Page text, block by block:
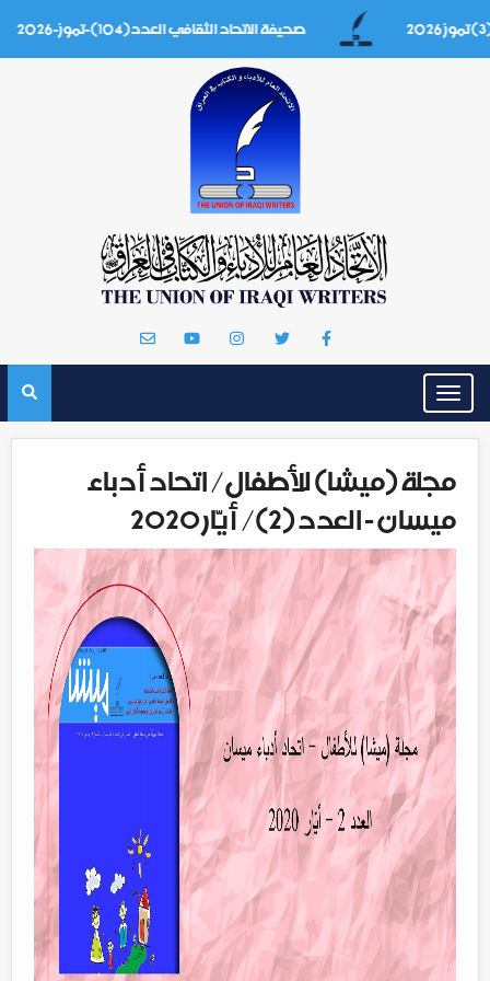
صحيفة الاتحاد الثقافي العدد(104)-تموز-2026
Toggle
navigation
مجلة (ميشا) للأطفال/ اتحاد أدباء
ميسان - العدد (2)/ أيّار 2020